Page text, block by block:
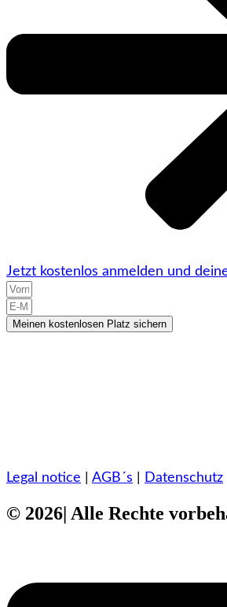
Jetzt kostenlos anmelden und
Meinen kostenlosen Platz sichern
Legal notice AGB´s Datenschutz
© 2026| Alle Rechte